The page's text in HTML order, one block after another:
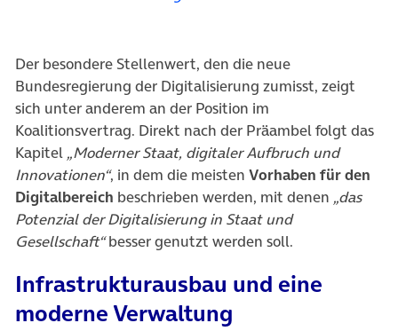
Der besondere Stellenwert, den die neue
Bundesregierung der Digitalisierung zumisst, zeigt
sich unter anderem an der Position im
Koalitionsvertrag. Direkt nach der Präambel folgt das
Kapitel „Moderner Staat, digitaler Aufbruch und
Innovationen“, in dem die meisten Vorhaben für den
Digitalbereich beschrieben werden, mit denen „das
Potenzial der Digitalisierung in Staat und
Gesellschaft“besser genutzt werden soll.
Infrastrukturausbau und eine
moderne Verwaltung